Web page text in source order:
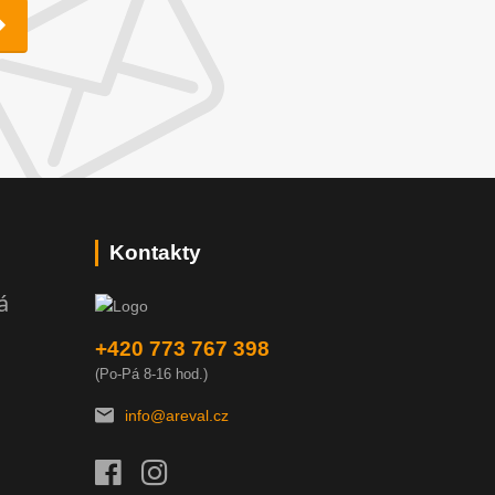
Kontakty
+420 773 767 398
(Po-Pá 8-16 hod.)
info@areval.cz